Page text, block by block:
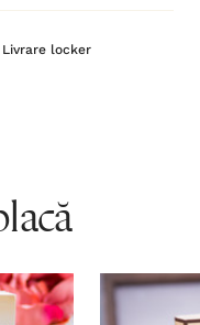
Livrare locker